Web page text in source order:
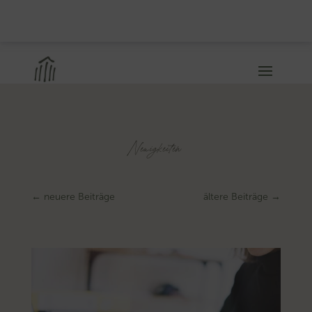
Neuigkeiten
← neuere Beiträge ältere Beiträge →